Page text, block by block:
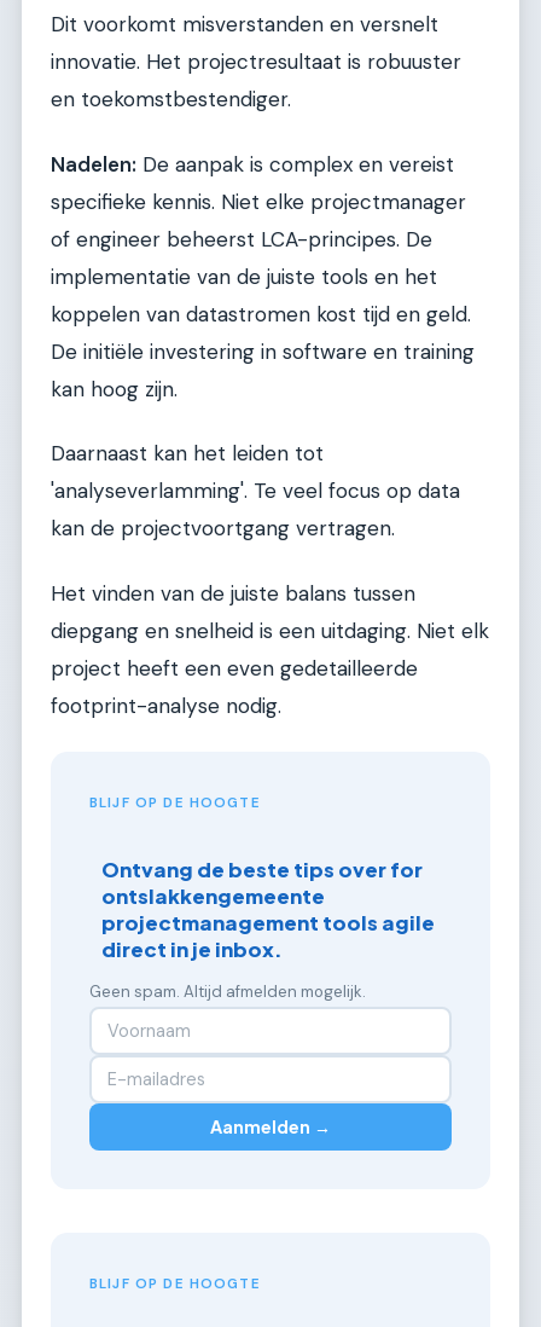
Dit voorkomt misverstanden en versnelt
innovatie. Het projectresultaat is robuuster
en toekomstbestendiger.
Nadelen: De aanpak is complex en vereist
specifieke kennis. Niet elke projectmanager
of engineer beheerst LCA-principes. De
implementatie van de juiste tools en het
koppelen van datastromen kost tijd en geld.
De initiële investering in software en training
kan hoog zijn.
Daarnaast kan het leiden tot
'analyseverlamming'. Te veel focus op data
kan de projectvoortgang vertragen.
Het vinden van de juiste balans tussen
diepgang en snelheid is een uitdaging. Niet elk
project heeft een even gedetailleerde
footprint-analyse nodig.
BLIJF OP DE HOOGTE
Ontvang de beste tips over for
ontslakkengemeente
projectmanagement tools agile
direct in je inbox.
Geen spam. Altijd afmelden mogelijk.
Aanmelden →
BLIJF OP DE HOOGTE